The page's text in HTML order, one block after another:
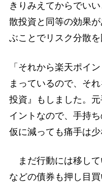
きりみえてからでい
散投資と同等の効果
ぶことでリスク分散を
「それから楽天ポイ
まっているので、そ
投資』もしました。
イントなので、手持
仮に減っても痛手は少
まだ行動には移して
などの債券も押し目